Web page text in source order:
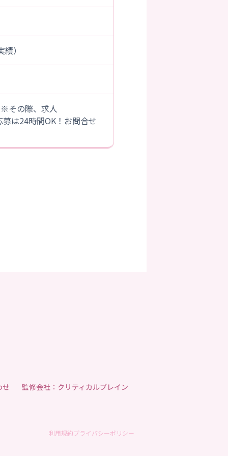
）
その際、求人
は24時間OK！お問合せ
せ 監修会社：クリティカルブレイン
利用規約プライバシーポリシー